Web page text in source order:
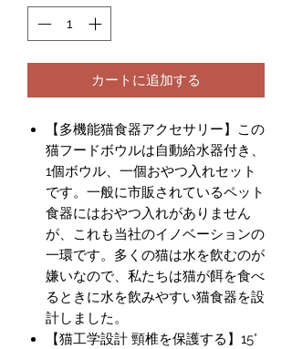
カートに追加する
【多機能猫食器アクセサリー】この
猫フードボウルは自動給水器付き、
1個ボウル、一個おやつ入れセット
です。一般に市販されているペット
食器にはおやつ入れがありません
が、これも当社のイノベーションの
一環です。多くの猫は水を飲むのが
嫌いなので、私たちは猫が餌を食べ
るときに水を飲みやすい猫食器を設
計しました。
【猫工学設計 頸椎を保護する】15°